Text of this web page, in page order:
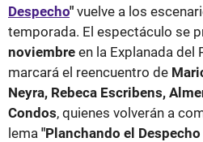
Despecho" vuelve a los
temporada. El espectáculo se
noviembre en la Explanada del
marcará el reencuentro de
Neyra, Rebeca Escribens,
Condos, quienes volverán a
lema "Planchando el